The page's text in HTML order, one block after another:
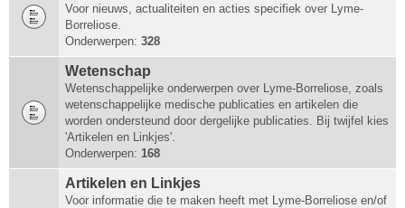
Voor nieuws, actualiteiten en acties specifiek over Lyme-
Borreliose.
Onderwerpen: 328
Wetenschap
Wetenschappelijke onderwerpen over Lyme-Borreliose, zoals
wetenschappelijke medische publicaties en artikelen die
worden ondersteund door dergelijke publicaties. Bij twijfel kies
'Artikelen en Linkjes'.
Onderwerpen: 168
Artikelen en Linkjes
Voor informatie die te maken heeft met Lyme-Borreliose en/of